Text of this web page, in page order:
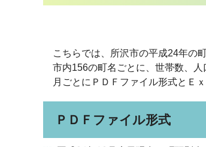
こちらでは、所沢市の平成24年の
市内156の町名ごとに、世帯数、人
月ごとにＰＤＦファイル形式とＥ
ＰＤＦファイル形式